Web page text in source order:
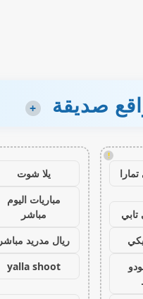
صديقة +
!
يلا شوت
مباريات اليوم
مباشر
ريال مدريد مباشر
yalla shoot